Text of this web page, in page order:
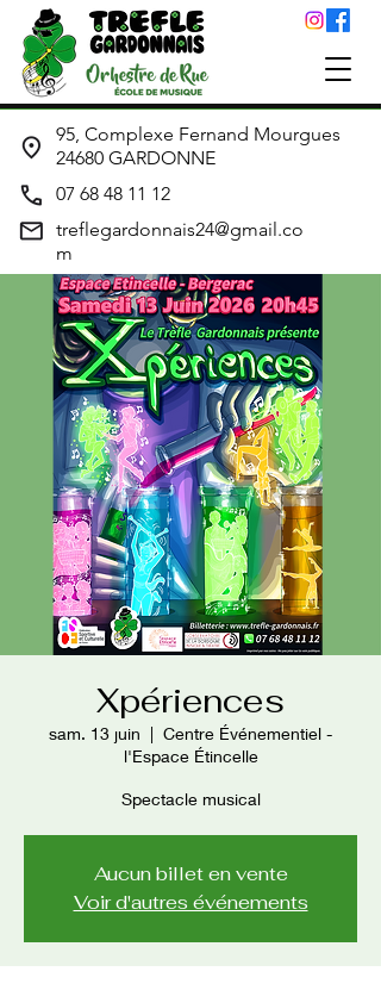
95, Complexe Fernand Mourgues
24680 GARDONNE
07 68 48 11 12
treflegardonnais24@gmail.co
m
Xpériences
sam. 13 juin
  |
Centre Événementiel -
l'Espace Étincelle
Spectacle musical
Aucun billet en vente
Voir d'autres événements